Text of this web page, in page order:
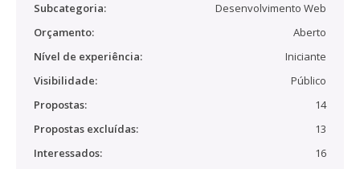
Subcategoria:
Desenvolvimento Web
Orçamento:
Aberto
Nível de experiência:
Iniciante
Visibilidade:
Público
Propostas:
14
Propostas excluídas:
13
Interessados:
16